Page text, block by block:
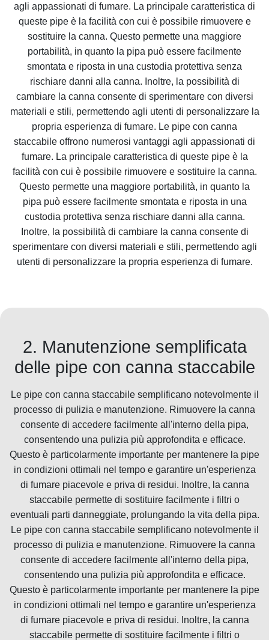
agli appassionati di fumare. La principale caratteristica di
queste pipe è la facilità con cui è possibile rimuovere e
sostituire la canna. Questo permette una maggiore
portabilità, in quanto la pipa può essere facilmente
smontata e riposta in una custodia protettiva senza
rischiare danni alla canna. Inoltre, la possibilità di
cambiare la canna consente di sperimentare con diversi
materiali e stili, permettendo agli utenti di personalizzare la
propria esperienza di fumare. Le pipe con canna
staccabile offrono numerosi vantaggi agli appassionati di
fumare. La principale caratteristica di queste pipe è la
facilità con cui è possibile rimuovere e sostituire la canna.
Questo permette una maggiore portabilità, in quanto la
pipa può essere facilmente smontata e riposta in una
custodia protettiva senza rischiare danni alla canna.
Inoltre, la possibilità di cambiare la canna consente di
sperimentare con diversi materiali e stili, permettendo agli
utenti di personalizzare la propria esperienza di fumare.
2. Manutenzione semplificata
delle pipe con canna staccabile
Le pipe con canna staccabile semplificano notevolmente il
processo di pulizia e manutenzione. Rimuovere la canna
consente di accedere facilmente all'interno della pipa,
consentendo una pulizia più approfondita e efficace.
Questo è particolarmente importante per mantenere la pipe
in condizioni ottimali nel tempo e garantire un'esperienza
di fumare piacevole e priva di residui. Inoltre, la canna
staccabile permette di sostituire facilmente i filtri o
eventuali parti danneggiate, prolungando la vita della pipa.
Le pipe con canna staccabile semplificano notevolmente il
processo di pulizia e manutenzione. Rimuovere la canna
consente di accedere facilmente all'interno della pipa,
consentendo una pulizia più approfondita e efficace.
Questo è particolarmente importante per mantenere la pipe
in condizioni ottimali nel tempo e garantire un'esperienza
di fumare piacevole e priva di residui. Inoltre, la canna
staccabile permette di sostituire facilmente i filtri o